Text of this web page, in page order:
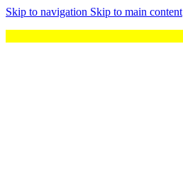
Skip to navigation Skip to main content